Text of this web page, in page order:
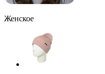
Женское